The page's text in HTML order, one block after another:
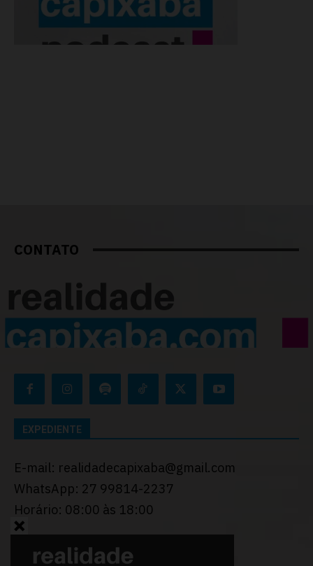
CONTATO
EXPEDIENTE
E-mail: realidadecapixaba@gmail.com
WhatsApp: 27 99814-2237
Horário: 08:00 às 18:00